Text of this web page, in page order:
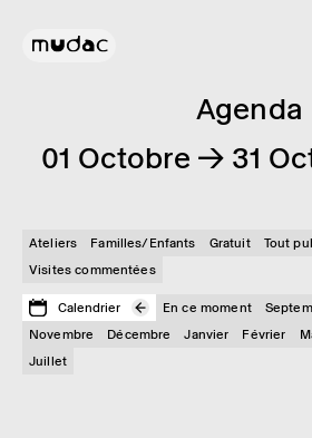
Agenda
01 Octobre → 31
Ateliers Familles/Enfants Gratuit
Tout
Visites commentées
Calendrier En ce moment
Novembre
Décembre Janvier Février
Juillet